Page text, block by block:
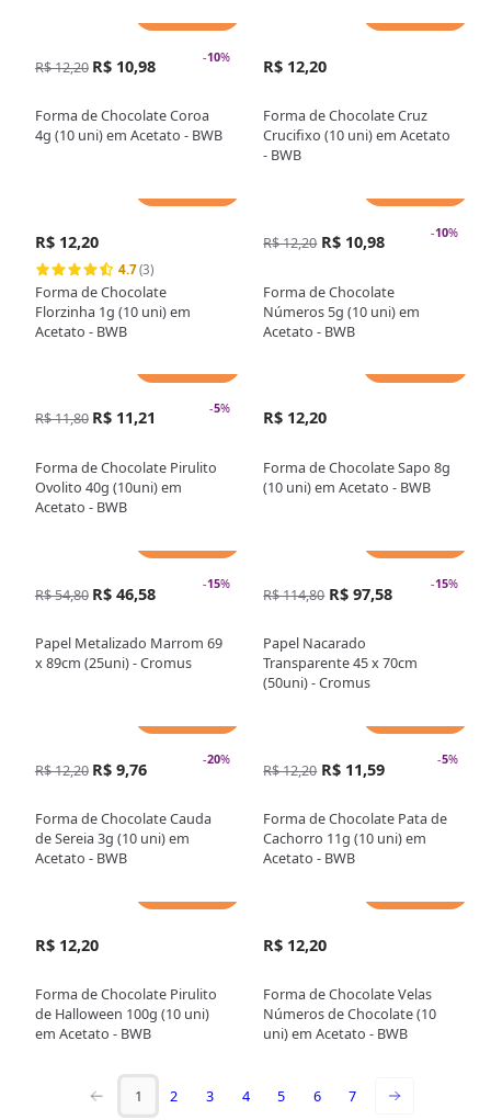
-10%
R$ 12,20 R$ 10,98
Forma de Chocolate Coroa
4g (10 uni) em Acetato - BWB
R$ 12,20
Forma de Chocolate Cruz
Crucifixo (10 uni) em Acetato
- BWB
R$ 12,20
4.7(3)
Forma de Chocolate
Florzinha 1g (10 uni) em
Acetato - BWB
-10%
R$ 12,20 R$ 10,98
Forma de Chocolate
Números 5g (10 uni) em
Acetato - BWB
-5%
R$ 11,80 R$ 11,21
Forma de Chocolate Pirulito
Ovolito 40g (10uni) em
Acetato - BWB
R$ 12,20
Forma de Chocolate Sapo 8g
(10 uni) em Acetato - BWB
-15%
R$ 54,80 R$ 46,58
Papel Metalizado Marrom 69
x 89cm (25uni) - Cromus
-15%
R$ 114,80 R$ 97,58
Papel Nacarado
Transparente 45 x 70cm
(50uni) - Cromus
-20%
R$ 12,20 R$ 9,76
Forma de Chocolate Cauda
de Sereia 3g (10 uni) em
Acetato - BWB
-5%
R$ 12,20 R$ 11,59
Forma de Chocolate Pata de
Cachorro 11g (10 uni) em
Acetato - BWB
R$ 12,20
Forma de Chocolate Pirulito
de Halloween 100g (10 uni)
em Acetato - BWB
R$ 12,20
Forma de Chocolate Velas
Números de Chocolate (10
uni) em Acetato - BWB
1 2 3 4 5 6 7